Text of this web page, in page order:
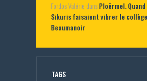
Fordos Valérie dansPloërmel.
Sikuris faisaient vibrer le collège
Beaumanoir
TAGS